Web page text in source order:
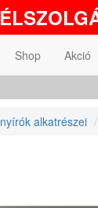
Shop Akció
alkatrészei